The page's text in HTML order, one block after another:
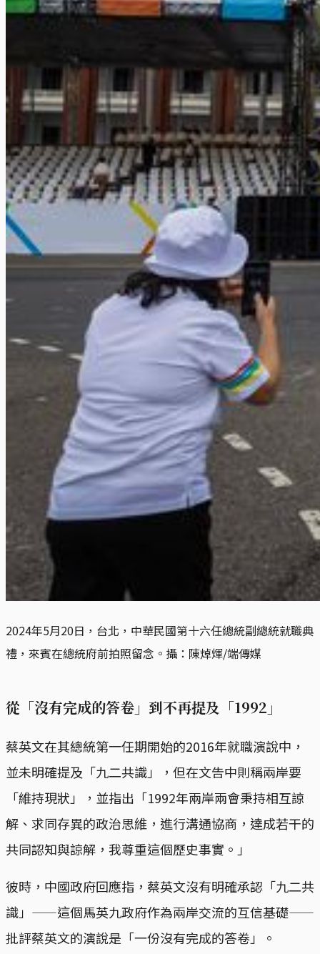
2024年5月20日，台北，中華民國第十六任總統副總統就職典
禮，來賓在總統府前拍照留念。攝：陳焯煇/端傳媒
從「沒有完成的答卷」到不再提及「1992」
蔡英文在其總統第一任期開始的2016年就職演說中，
並未明確提及「九二共識」，但在文告中則稱兩岸要
「維持現狀」，並指出「1992年兩岸兩會秉持相互諒
解、求同存異的政治思維，進行溝通協商，達成若干的
共同認知與諒解，我尊重這個歷史事實。」
彼時，中國政府回應指，蔡英文沒有明確承認「九二共
識」——這個馬英九政府作為兩岸交流的互信基礎——
批評蔡英文的演說是「一份沒有完成的答卷」。